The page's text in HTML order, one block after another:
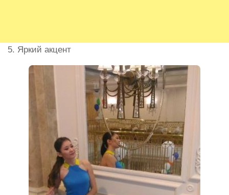
5. Яркий акцент